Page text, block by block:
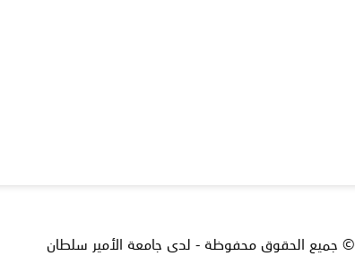
© جميع الحقوق محفوظة - لدى جامعة الأمير سلطان